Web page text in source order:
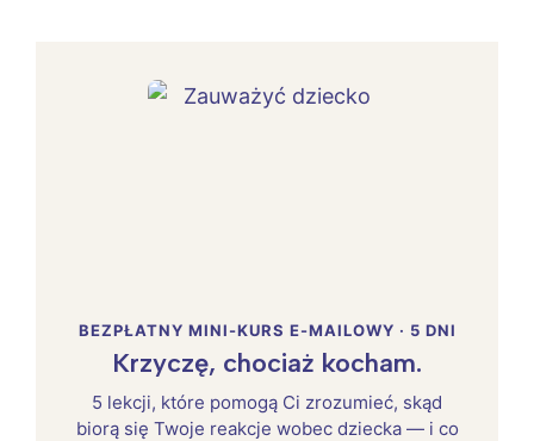
BEZPŁATNY MINI-KURS E-MAILOWY · 5 DNI
Krzyczę, chociaż kocham.
5 lekcji, które pomogą Ci zrozumieć, skąd
biorą się Twoje reakcje wobec dziecka — i co